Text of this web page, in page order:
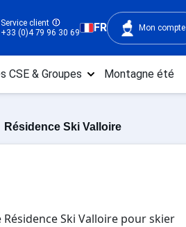
Service client
+33 (0)4 79 96 30 69
FR Mon compte
CSE & Groupes Montagne été
Résidence Ski Valloire
Ski Valloire pour skier